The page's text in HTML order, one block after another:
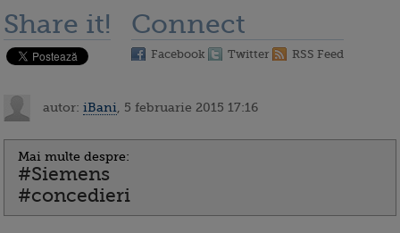
Share it! Connect
Facebook Twitter RSS Feed
autor: iBani , 5 februarie 2015 17:16
Mai multe despre:
#Siemens
#concedieri